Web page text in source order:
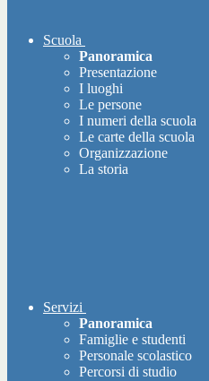
Scuola
Panoramica
Presentazione
I luoghi
Le persone
I numeri della scuola
Le carte della scuola
Organizzazione
La storia
Servizi
Panoramica
Famiglie e studenti
Personale scolastico
Percorsi di studio